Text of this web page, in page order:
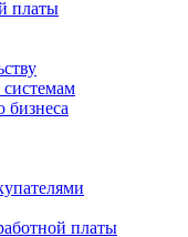
платы
бизнеса
платы